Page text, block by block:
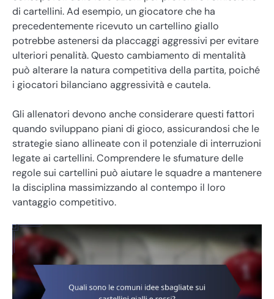
di cartellini. Ad esempio, un giocatore che ha
precedentemente ricevuto un cartellino giallo
potrebbe astenersi da placcaggi aggressivi per evitare
ulteriori penalità. Questo cambiamento di mentalità
può alterare la natura competitiva della partita, poiché
i giocatori bilanciano aggressività e cautela.
Gli allenatori devono anche considerare questi fattori
quando sviluppano piani di gioco, assicurandosi che le
strategie siano allineate con il potenziale di interruzioni
legate ai cartellini. Comprendere le sfumature delle
regole sui cartellini può aiutare le squadre a mantenere
la disciplina massimizzando al contempo il loro
vantaggio competitivo.